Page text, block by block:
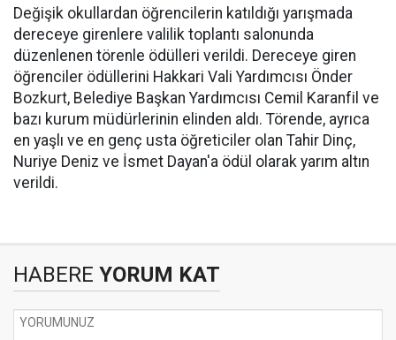
Değişik okullardan öğrencilerin katıldığı yarışmada
dereceye girenlere valilik toplantı salonunda
düzenlenen törenle ödülleri verildi. Dereceye giren
öğrenciler ödüllerini Hakkari Vali Yardımcısı Önder
Bozkurt, Belediye Başkan Yardımcısı Cemil Karanfil ve
bazı kurum müdürlerinin elinden aldı. Törende, ayrıca
en yaşlı ve en genç usta öğreticiler olan Tahir Dinç,
Nuriye Deniz ve İsmet Dayan'a ödül olarak yarım altın
verildi.
HABERE YORUM KAT